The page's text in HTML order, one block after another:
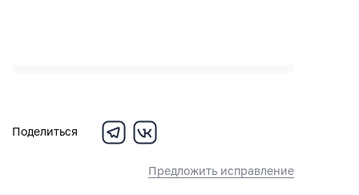
Поделиться
Предложить исправление